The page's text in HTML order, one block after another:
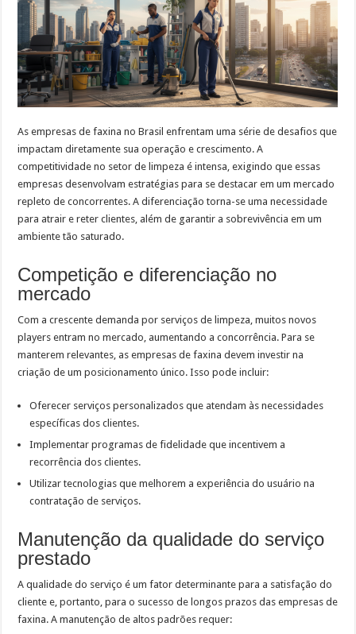
As empresas de faxina no Brasil enfrentam uma série de desafios que
impactam diretamente sua operação e crescimento. A
competitividade no setor de limpeza é intensa, exigindo que essas
empresas desenvolvam estratégias para se destacar em um mercado
repleto de concorrentes. A diferenciação torna-se uma necessidade
para atrair e reter clientes, além de garantir a sobrevivência em um
ambiente tão saturado.
Competição e diferenciação no
mercado
Com a crescente demanda por serviços de limpeza, muitos novos
players entram no mercado, aumentando a concorrência. Para se
manterem relevantes, as empresas de faxina devem investir na
criação de um posicionamento único. Isso pode incluir:
Oferecer serviços personalizados que atendam às necessidades
específicas dos clientes.
Implementar programas de fidelidade que incentivem a
recorrência dos clientes.
Utilizar tecnologias que melhorem a experiência do usuário na
contratação de serviços.
Manutenção da qualidade do serviço
prestado
A qualidade do serviço é um fator determinante para a satisfação do
cliente e, portanto, para o sucesso de longos prazos das empresas de
faxina. A manutenção de altos padrões requer: